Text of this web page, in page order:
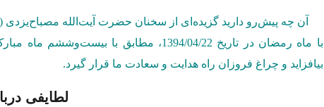
آن چه پیش‌رو دارید گزیده‌ای از سخنان حضرت آیت‌الله
با ماه رمضان در تاریخ 1394/04/22
بیافزاید و چراغ فروزان راه هدایت و سعادت ما قرار گیرد.
لطایفی